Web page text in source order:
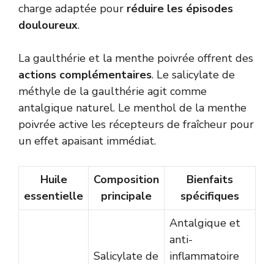
charge adaptée pour réduire les épisodes
douloureux.
La gaulthérie et la menthe poivrée offrent des
actions complémentaires. Le salicylate de
méthyle de la gaulthérie agit comme
antalgique naturel. Le menthol de la menthe
poivrée active les récepteurs de fraîcheur pour
un effet apaisant immédiat.
Huile
essentielle
Composition
principale
Bienfaits
spécifiques
Salicylate de
Antalgique et
anti-
inflammatoire